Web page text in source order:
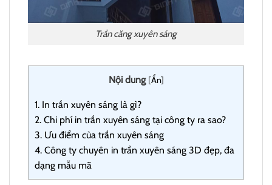
Trần căng xuyên sáng
Nội dung [Ẩn]
1. In trần xuyên sáng là gì?
2. Chi phí in trần xuyên sáng tại công ty ra sao?
3. Ưu điểm của trần xuyên sáng
4. Công ty chuyên in trần xuyên sáng 3D đẹp, đa
dạng mẫu mã